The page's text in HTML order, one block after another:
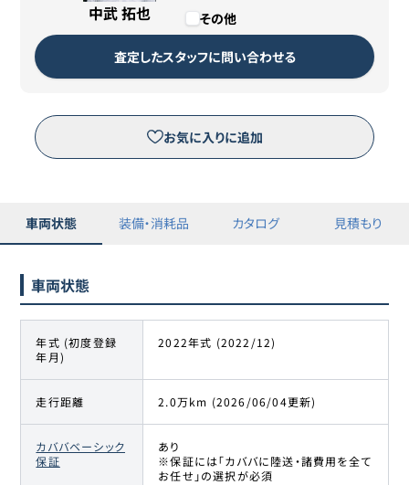
カババリースについて詳しくは こちら
※三菱オートリース（株）が運営するピタクルサイトへ移動します。
中武 拓也
その他
査定したスタッフに問い合わせる
お気に入りに追加
車両状態 装備・消耗品 カタログ 見積もり
車両状態
年式 (初度登録
年月)
2022年式 (2022/12)
走行距離 2.0万km (2026/06/04更新)
カババベーシック
保証
あり
※保証には「カババに陸送・諸費用を全て
お任せ」の選択が必須